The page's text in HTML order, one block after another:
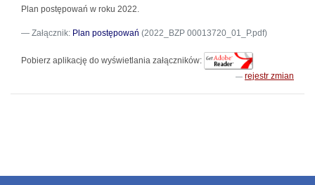
Plan postępowań w roku 2022.
Załącznik: Plan postępowań (2022_BZP 00013720_01_P.pdf)
Pobierz aplikację do wyświetlania załączników:
rejestr zmian